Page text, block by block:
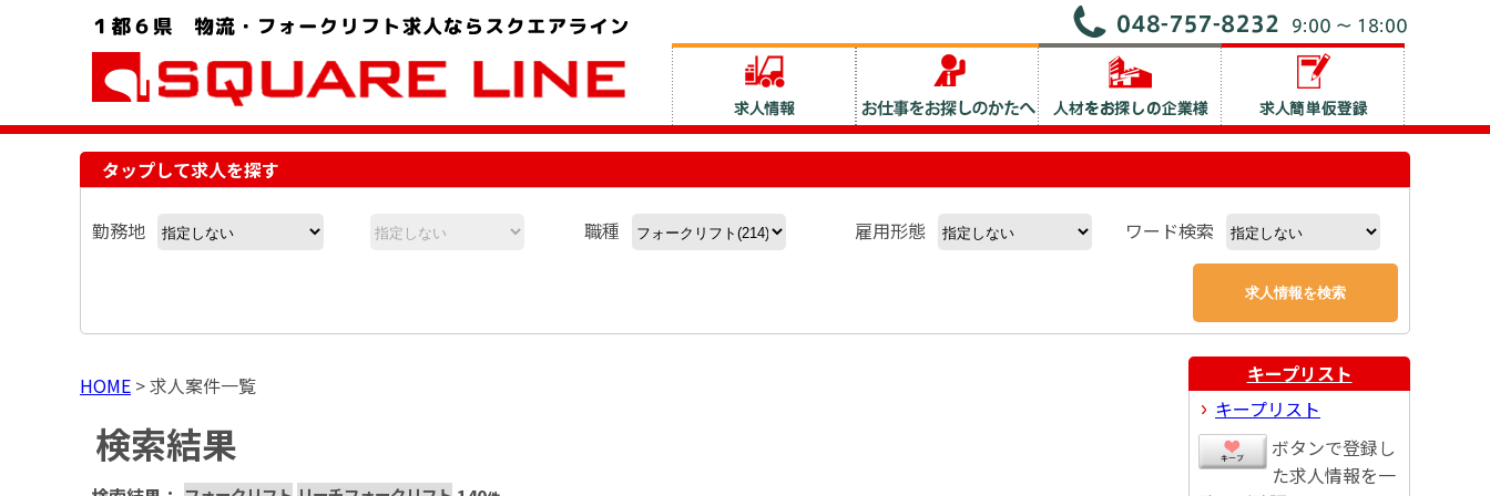
お問い合わせ電話番号：048-757-8232 受付時間 9:00 ～ 18:00
タップして求人を探す
勤務地 職種 雇用形態 ワード検索
HOME >求人案件一覧
検索結果
キープリスト
キープリスト
ボタンで登録し
た求人情報を一